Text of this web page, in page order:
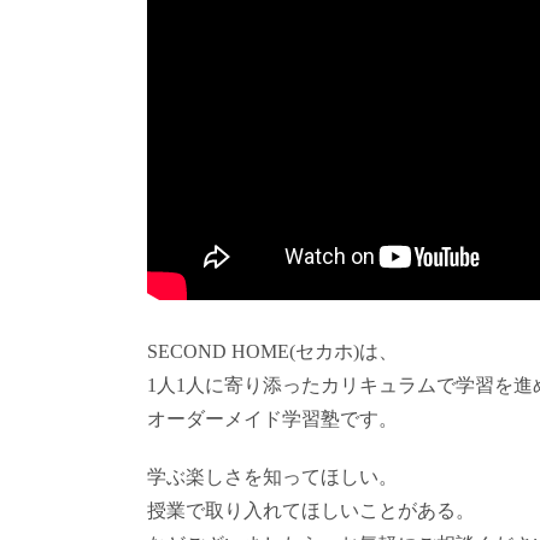
SECOND HOME(セカホ)は、
1人1人に寄り添ったカリキュラムで学習を進
オーダーメイド学習塾です。
学ぶ楽しさを知ってほしい。
授業で取り入れてほしいことがある。